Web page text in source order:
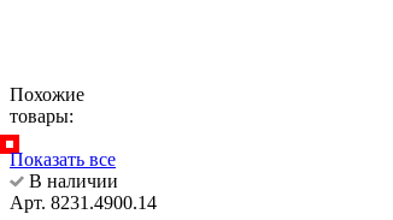
Похожие
товары:
Показать все
В наличии
Арт. 8231.4900.14